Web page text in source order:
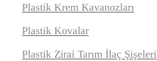
Plastik Krem Kavanozları
Plastik Kovalar
Plastik Zirai Tarım İlaç Şişeleri